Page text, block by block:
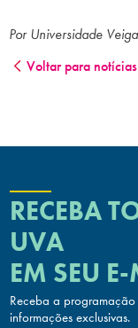
Por Universidade
Voltar para notícias
RECEBA
UVA
EM SEU
Receba a
informações exclusivas.